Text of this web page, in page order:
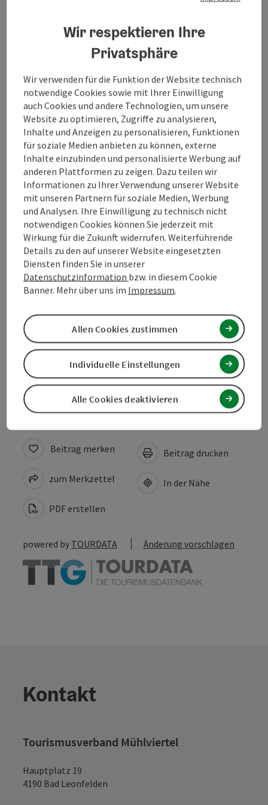
Tour und Routeninformationen
An der Strecke
Anreise/Lage
Eignung
Barrierefreiheit
Wegbetreuer
Kontakt
Gastronomie
Zustimmungserklärung
Beitrag merken
zum Merkzettel
PDF erstellen
Beitrag drucken
In der Nähe
powered by TOURDATA Änderung vorschlagen
Kontakt
Tourismusverband Mühlviertel
Hauptplatz 19
4190 Bad Leonfelden
Wir respektieren Ihre
Privatsphäre
Wir verwenden für die Funktion der Website technisch
notwendige Cookies sowie mit Ihrer Einwilligung
auch Cookies und andere Technologien, um unsere
Website zu optimieren, Zugriffe zu analysieren,
Inhalte und Anzeigen zu personalisieren, Funktionen
für soziale Medien anbieten zu können, externe
Inhalte einzubinden und personalisierte Werbung auf
anderen Plattformen zu zeigen. Dazu teilen wir
Informationen zu Ihrer Verwendung unserer Website
mit unseren Partnern für soziale Medien, Werbung
und Analysen. Ihre Einwilligung zu technisch nicht
notwendigen Cookies können Sie jederzeit mit
Wirkung für die Zukunft widerrufen. Weiterführende
Details zu den auf unserer Website eingesetzten
Diensten finden Sie in unserer
Datenschutzinformation bzw. in diesem Cookie
Banner. Mehr über uns im Impressum.
Alle Cookies deaktivieren
Individuelle Einstellungen
Allen Cookies zustimmen